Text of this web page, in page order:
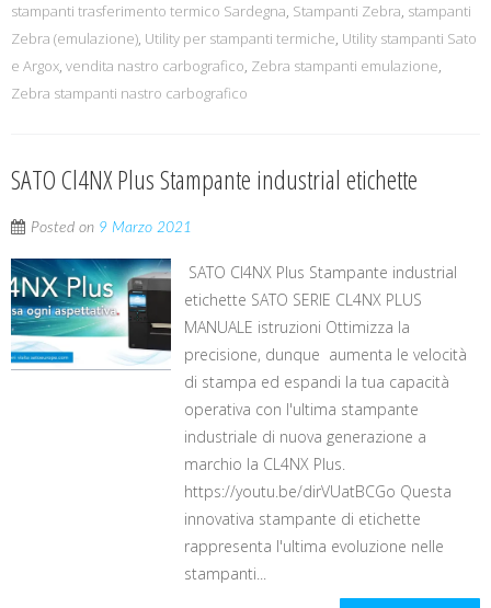
stampanti trasferimento termico Sardegna, Stampanti Zebra, stampanti
Zebra (emulazione), Utility per stampanti termiche, Utility stampanti Sato
e Argox, vendita nastro carbografico, Zebra stampanti emulazione,
Zebra stampanti nastro carbografico
SATO Cl4NX Plus Stampante industrial etichette
Posted on 9 Marzo 2021
SATO Cl4NX Plus Stampante industrial
etichette SATO SERIE CL4NX PLUS
MANUALE istruzioni Ottimizza la
precisione, dunque aumenta le velocità
di stampa ed espandi la tua capacità
operativa con l'ultima stampante
industriale di nuova generazione a
marchio la CL4NX Plus.
https://youtu.be/dirVUatBCGo Questa
innovativa stampante di etichette
rappresenta l'ultima evoluzione nelle
stampanti...